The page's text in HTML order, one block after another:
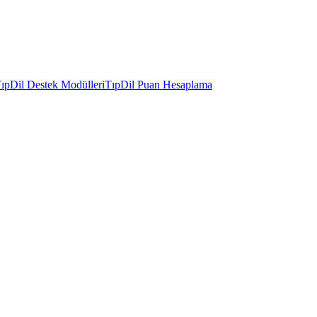
Destek ModülleriTıpDil Puan Hesaplama